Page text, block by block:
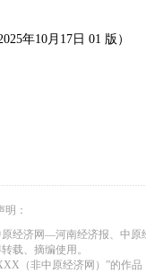
年10月17日 01 版）
：
原经济网—河南经济报、中
载、摘编使用。
（非中原经济网）”的作